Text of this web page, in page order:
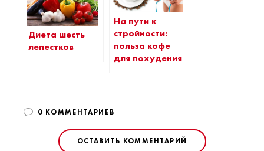
Диета шесть
лепестков
На пути к
стройности:
польза кофе
для похудения
0 КОММЕНТАРИЕВ
ОСТАВИТЬ КОММЕНТАРИЙ